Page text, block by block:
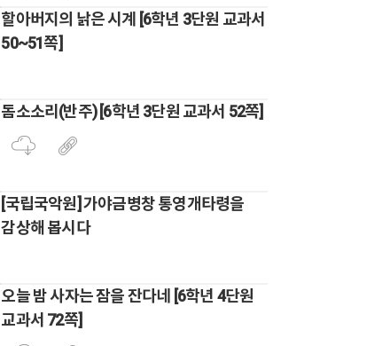
할아버지의 낡은 시계 [6학년 3단원 교과서
50~51쪽]
돔소소리(반주) [6학년 3단원 교과서 52쪽]
[국립국악원] 가야금병창 통영개타령을
감상해 봅시다
오늘 밤 사자는 잠을 잔다네 [6학년 4단원
교과서 72쪽]